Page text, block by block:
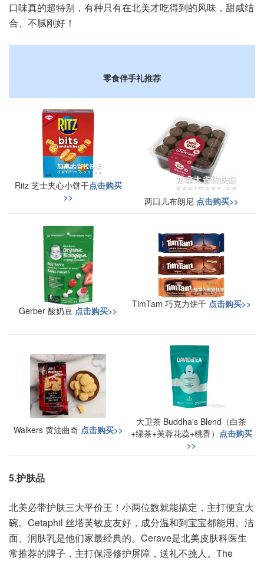
口味真的超特别，有种只有在北美才吃得到的风味，甜咸结
合、不腻刚好！
零食伴手礼推荐
Ritz 芝士夹心小饼干点击购买
>>
两口儿布朗尼 点击购买>>
Gerber 酸奶豆 点击购买>>
TimTam 巧克力饼干 点击购买>>
Walkers 黄油曲奇 点击购买>>
大卫茶 Buddha's Blend（白茶
+绿茶+芙蓉花蕊+桃香） 点击购买
>>
5.护肤品
北美必带护肤三大平价王！小两位数就能搞定，主打便宜大
碗。Cetaphil 丝塔芙敏皮友好，成分温和到宝宝都能用。洁
面、润肤乳是他们家最经典的。Cerave是北美皮肤科医生
常推荐的牌子，主打保湿修护屏障，送礼不挑人。The